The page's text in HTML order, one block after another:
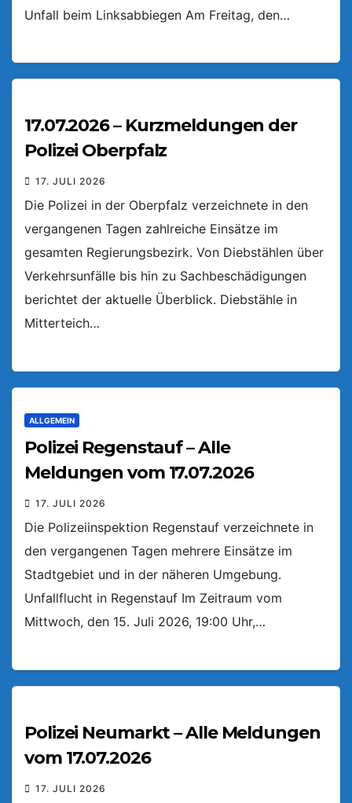
Unfall beim Linksabbiegen Am Freitag, den…
17.07.2026 – Kurzmeldungen der
Polizei Oberpfalz
17. JULI 2026
Die Polizei in der Oberpfalz verzeichnete in den
vergangenen Tagen zahlreiche Einsätze im
gesamten Regierungsbezirk. Von Diebstählen über
Verkehrsunfälle bis hin zu Sachbeschädigungen
berichtet der aktuelle Überblick. Diebstähle in
Mitterteich…
ALLGEMEIN
Polizei Regenstauf – Alle
Meldungen vom 17.07.2026
17. JULI 2026
Die Polizeiinspektion Regenstauf verzeichnete in
den vergangenen Tagen mehrere Einsätze im
Stadtgebiet und in der näheren Umgebung.
Unfallflucht in Regenstauf Im Zeitraum vom
Mittwoch, den 15. Juli 2026, 19:00 Uhr,…
Polizei Neumarkt – Alle Meldungen
vom 17.07.2026
17. JULI 2026